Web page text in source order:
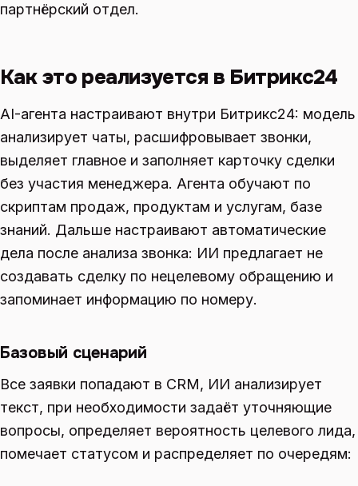
партнёрский отдел.
Как это реализуется в Битрикс24
AI-агента настраивают внутри Битрикс24: модель
анализирует чаты, расшифровывает звонки,
выделяет главное и заполняет карточку сделки
без участия менеджера. Агента обучают по
скриптам продаж, продуктам и услугам, базе
знаний. Дальше настраивают автоматические
дела после анализа звонка: ИИ предлагает не
создавать сделку по нецелевому обращению и
запоминает информацию по номеру.
Базовый сценарий
Все заявки попадают в CRM, ИИ анализирует
текст, при необходимости задаёт уточняющие
вопросы, определяет вероятность целевого лида,
помечает статусом и распределяет по очередям: